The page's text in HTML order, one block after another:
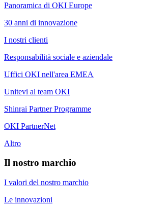
Panoramica di OKI Europe
30 anni di innovazione
I nostri clienti
Responsabilità sociale e aziendale
Uffici OKI nell'area EMEA
Unitevi al team OKI
Shinrai Partner Programme
OKI PartnerNet
Altro
Il nostro marchio
I valori del nostro marchio
Le innovazioni